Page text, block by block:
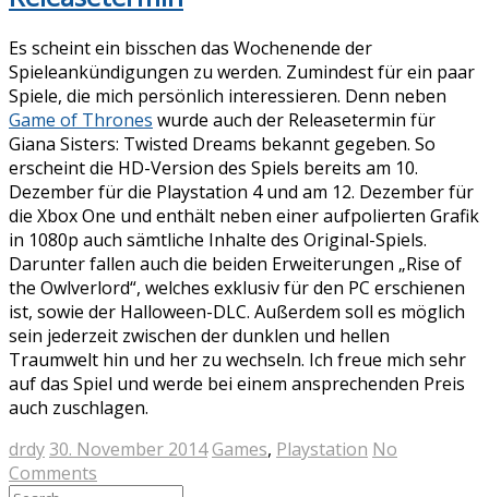
Es scheint ein bisschen das Wochenende der
Spieleankündigungen zu werden. Zumindest für ein paar
Spiele, die mich persönlich interessieren. Denn neben
Game of Thrones wurde auch der Releasetermin für
Giana Sisters: Twisted Dreams bekannt gegeben. So
erscheint die HD-Version des Spiels bereits am 10.
Dezember für die Playstation 4 und am 12. Dezember für
die Xbox One und enthält neben einer aufpolierten Grafik
in 1080p auch sämtliche Inhalte des Original-Spiels.
Darunter fallen auch die beiden Erweiterungen „Rise of
the Owlverlord“, welches exklusiv für den PC erschienen
ist, sowie der Halloween-DLC. Außerdem soll es möglich
sein jederzeit zwischen der dunklen und hellen
Traumwelt hin und her zu wechseln. Ich freue mich sehr
auf das Spiel und werde bei einem ansprechenden Preis
auch zuschlagen.
drdy30. November 2014 Games, Playstation No
Comments